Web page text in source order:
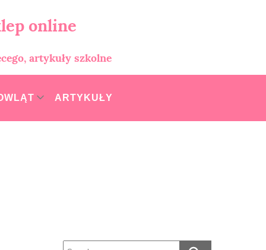
online
artykuły szkolne
ARTYKUŁY